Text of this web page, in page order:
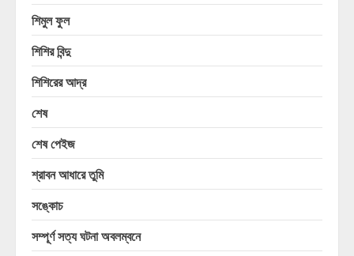
শিমুল ফুল
শিশির বিন্দু
শিশিরের আদ্র
শেষ
শেষ পেইজ
শ্রাবন আধারে তুমি
সঙ্কোচ
সম্পূর্ণ সত্য ঘটনা অবলম্বনে